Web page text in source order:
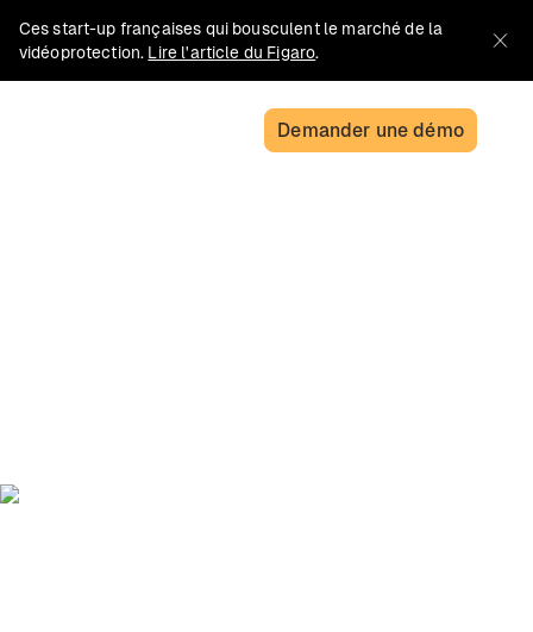
Ces start-up françaises qui bousculent le marché de la
vidéoprotection. Lire l'article du Figaro.
Demander une démo